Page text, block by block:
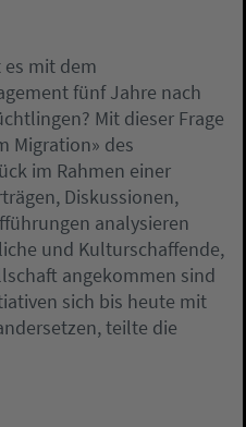
es mit dem
fünf Jahre nach
Mit dieser Frage
Migration» des
im Rahmen einer
Diskussionen,
analysieren
und Kulturschaffende,
angekommen sind
sich bis heute mit
teilte die